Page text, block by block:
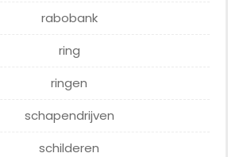
rabobank
ring
ringen
schapendrijven
schilderen